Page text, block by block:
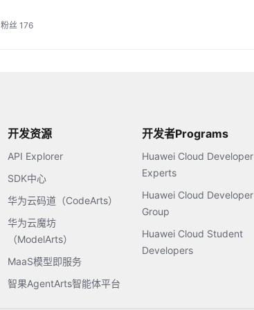
粉丝 176
开发资源
API Explorer
SDK中心
华为云码道（CodeArts）
华为云魔坊
（ModelArts）
MaaS模型即服务
智果AgentArts智能体平台
开发者Programs
Huawei Cloud Developer
Experts
Huawei Cloud Developer
Group
Huawei Cloud Student
Developers